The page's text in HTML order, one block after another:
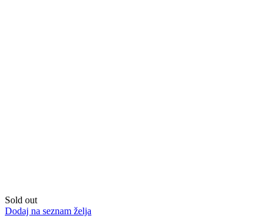
Sold out
Dodaj na seznam želja